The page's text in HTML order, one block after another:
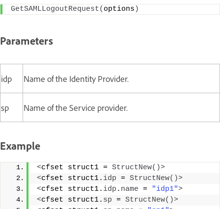
GetSAMLLogoutRequest( options )
Parameters
idp Name of the Identity Provider.
sp Name of the Service provider.
Example
<cfset struct1 = StructNew()>
<cfset struct1. idp = StructNew()>
<cfset struct1. idp . name = "idp1">
<cfset struct1. sp = StructNew()>